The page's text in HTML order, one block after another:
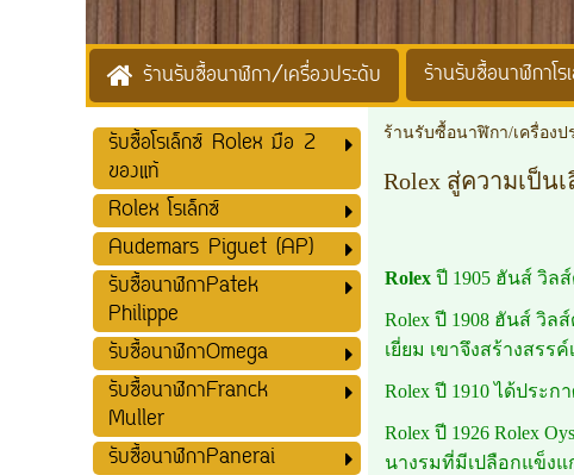
ร้านรับซื้อนาฬิกา/เครื่องประดับ ร้านรับซื้อนาฬิกาโร
รับซื้อโรเล็กซ์ Rolex มือ 2
ของแท้
Rolex โรเล็กซ์
Audemars Piguet (AP)
รับซื้อนาฬิกาPatek
Philippe
รับซื้อนาฬิกาOmega
รับซื้อนาฬิกาFranck
Muller
รับซื้อนาฬิกาPanerai
ร้านรับซื้อนาฬิกา/เครื่องป
Rolex สู่ความเป็น
Rolexปี 1905 ฮันส์ วิล
Rolex ปี 1908 ฮันส์ วิ
เยี่ยม เขาจึงสร้างสรร
Rolex ปี 1910 ได้ประ
Rolex ปี 1926 Rolex
นางรมที่มีเปลือกแข็ง